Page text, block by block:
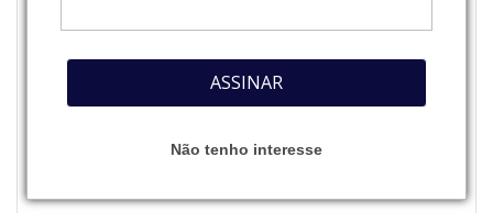
ASSINAR
Não tenho interesse